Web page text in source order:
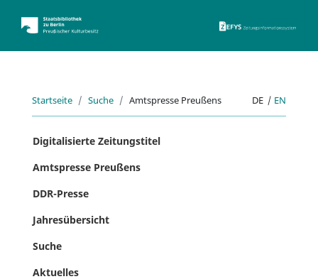
Startseite Suche Amtspresse Preußens DE | EN
Digitalisierte Zeitungstitel
Amtspresse Preußens
DDR-Presse
Jahresübersicht
Suche
Aktuelles